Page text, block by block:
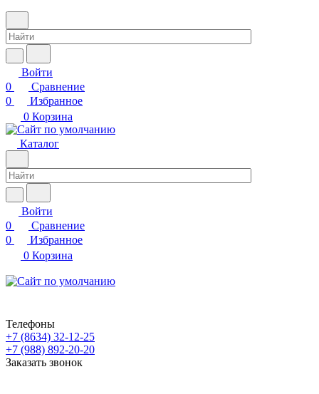
Войти
0
Сравнение
0
Избранное
0 Корзина
Каталог
Войти
0
Сравнение
0
Избранное
0 Корзина
Телефоны
+7 (8634) 32-12-25
+7 (988) 892-20-20
Заказать звонок